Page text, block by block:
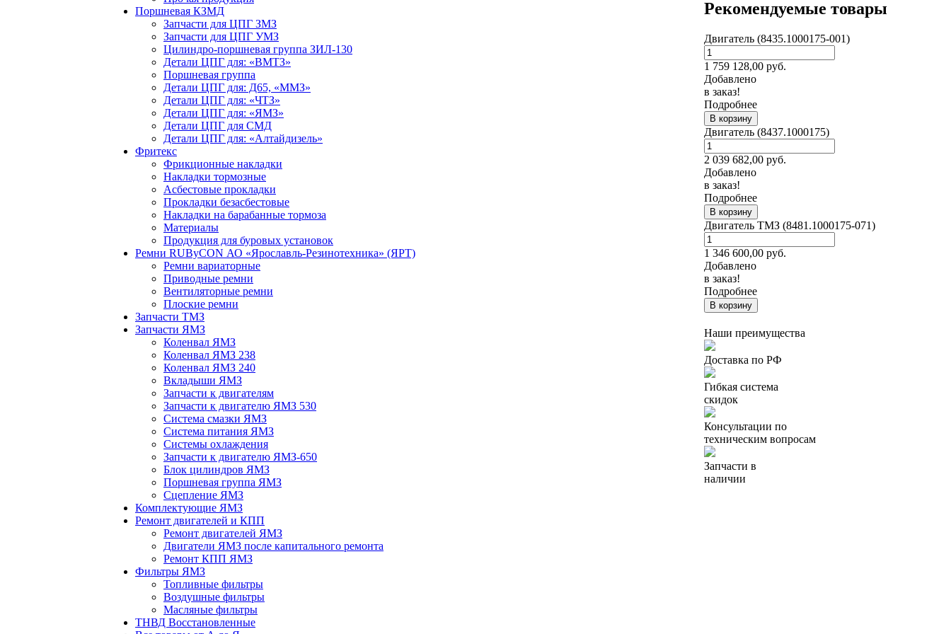
Рекомендуемые товары
Двигатель (8435.1000175-001)
1 759 128,00 руб.
Добавлено
в заказ!
Подробнее
В корзину
Двигатель (8437.1000175)
2 039 682,00 руб.
Добавлено
в заказ!
Подробнее
В корзину
Двигатель ТМЗ (8481.1000175-071)
1 346 600,00 руб.
Добавлено
в заказ!
Подробнее
В корзину
Наши преимущества
Доставка по РФ
Гибкая система
скидок
Консультации по
техническим вопросам
Запчасти в
наличии
Поршневая КЗМД
Запчасти для ЦПГ ЗМЗ
Запчасти для ЦПГ УМЗ
Цилиндро-поршневая группа ЗИЛ-130
Детали ЦПГ для: «ВМТЗ»
Поршневая группа
Детали ЦПГ для: Д65, «ММЗ»
Детали ЦПГ для: «ЧТЗ»
Детали ЦПГ для: «ЯМЗ»
Детали ЦПГ для СМД
Детали ЦПГ для: «Алтайдизель»
Фритекс
Фрикционные накладки
Накладки тормозные
Асбестовые прокладки
Прокладки безасбестовые
Накладки на барабанные тормоза
Материалы
Продукция для буровых установок
Ремни RUByCON АО «Ярославль-Резинотехника» (ЯРТ)
Ремни вариаторные
Приводные ремни
Вентиляторные ремни
Плоские ремни
Запчасти ТМЗ
Запчасти ЯМЗ
Коленвал ЯМЗ
Коленвал ЯМЗ 238
Коленвал ЯМЗ 240
Вкладыши ЯМЗ
Запчасти к двигателям
Запчасти к двигателю ЯМЗ 530
Система смазки ЯМЗ
Система питания ЯМЗ
Системы охлаждения
Запчасти к двигателю ЯМЗ-650
Блок цилиндров ЯМЗ
Поршневая группа ЯМЗ
Сцепление ЯМЗ
Комплектующие ЯМЗ
Ремонт двигателей и КПП
Ремонт двигателей ЯМЗ
Двигатели ЯМЗ после капитального ремонта
Ремонт КПП ЯМЗ
Фильтры ЯМЗ
Топливные фильтры
Воздушные фильтры
Масляные фильтры
ТНВД Восстановленные